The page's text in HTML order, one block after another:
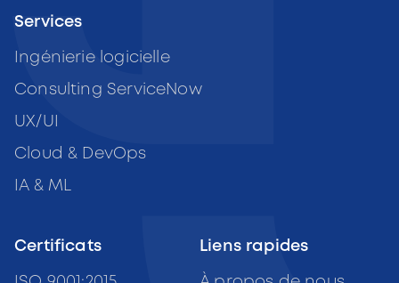
Services
Ingénierie logicielle
Consulting ServiceNow
UX/UI
Cloud & DevOps
IA & ML
Liens rapides
Certificats